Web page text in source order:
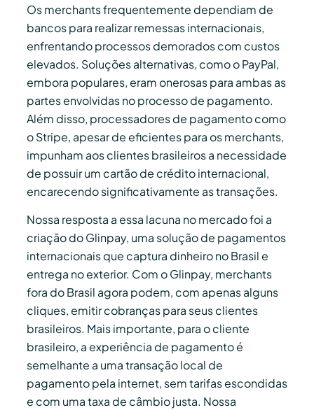
Os merchants frequentemente dependiam de
bancos para realizar remessas internacionais,
enfrentando processos demorados com custos
elevados. Soluções alternativas, como o PayPal,
embora populares, eram onerosas para ambas as
partes envolvidas no processo de pagamento.
Além disso, processadores de pagamento como
o Stripe, apesar de eficientes para os merchants,
impunham aos clientes brasileiros a necessidade
de possuir um cartão de crédito internacional,
encarecendo significativamente as transações.
Nossa resposta a essa lacuna no mercado foi a
criação do Glinpay, uma solução de pagamentos
internacionais que captura dinheiro no Brasil e
entrega no exterior. Com o Glinpay, merchants
fora do Brasil agora podem, com apenas alguns
cliques, emitir cobranças para seus clientes
brasileiros. Mais importante, para o cliente
brasileiro, a experiência de pagamento é
semelhante a uma transação local de
pagamento pela internet, sem tarifas escondidas
e com uma taxa de câmbio justa. Nossa